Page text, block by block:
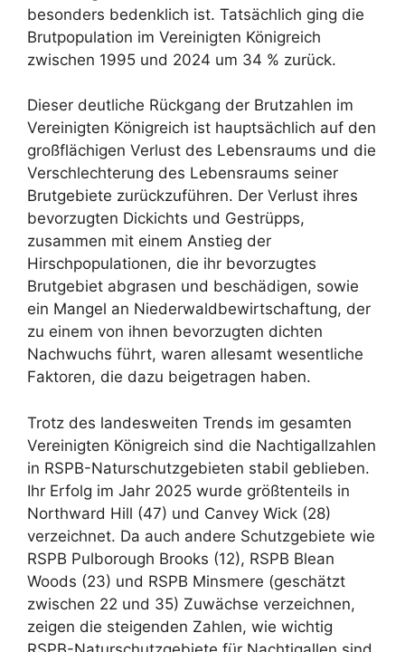
besonders bedenklich ist. Tatsächlich ging die
Brutpopulation im Vereinigten Königreich
zwischen 1995 und 2024 um 34 % zurück.
Dieser deutliche Rückgang der Brutzahlen im
Vereinigten Königreich ist hauptsächlich auf den
großflächigen Verlust des Lebensraums und die
Verschlechterung des Lebensraums seiner
Brutgebiete zurückzuführen. Der Verlust ihres
bevorzugten Dickichts und Gestrüpps,
zusammen mit einem Anstieg der
Hirschpopulationen, die ihr bevorzugtes
Brutgebiet abgrasen und beschädigen, sowie
ein Mangel an Niederwaldbewirtschaftung, der
zu einem von ihnen bevorzugten dichten
Nachwuchs führt, waren allesamt wesentliche
Faktoren, die dazu beigetragen haben.
Trotz des landesweiten Trends im gesamten
Vereinigten Königreich sind die Nachtigallzahlen
in RSPB-Naturschutzgebieten stabil geblieben.
Ihr Erfolg im Jahr 2025 wurde größtenteils in
Northward Hill (47) und Canvey Wick (28)
verzeichnet. Da auch andere Schutzgebiete wie
RSPB Pulborough Brooks (12), RSPB Blean
Woods (23) und RSPB Minsmere (geschätzt
zwischen 22 und 35) Zuwächse verzeichnen,
zeigen die steigenden Zahlen, wie wichtig